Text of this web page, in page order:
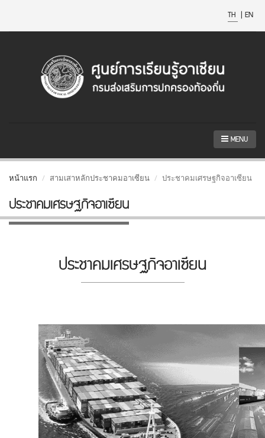
TH | EN
MENU
หน้าแรก สามเสาหลักประชาคมอาเซียน ประชาคมเศรษฐกิจอาเซียน
ประชาคมเศรษฐกิจอาเซียน
ประชาคมเศรษฐกิจอาเซียน